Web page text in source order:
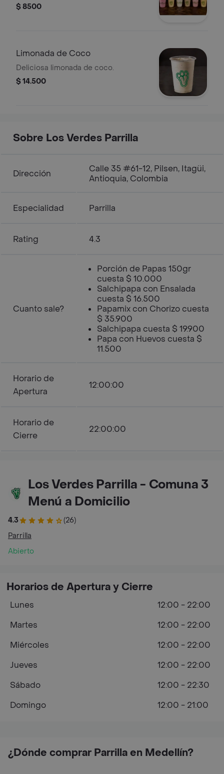
$ 8500
Limonada de Coco
Deliciosa limonada de coco.
$ 14.500
Sobre Los Verdes Parrilla
Dirección
Calle 35 #61-12, Pilsen, Itagüi,
Antioquia, Colombia
Especialidad Parrilla
Rating 4.3
Cuanto sale?
Porción de Papas 150gr
cuesta $ 10.000
Salchipapa con Ensalada
cuesta $ 16.500
Papamix con Chorizo cuesta
$ 35.900
Salchipapa cuesta $ 19.900
Papa con Huevos cuesta $
11.500
Horario de
Apertura
12:00:00
Horario de
Cierre
22:00:00
Los Verdes Parrilla - Comuna 3
Menú a Domicilio
4.3
(26)
Parrilla
Abierto
¿Dónde comprar Parrilla en Medellín?
Horarios de Apertura y Cierre
Lunes
12:00 - 22:00
Martes
12:00 - 22:00
Miércoles
12:00 - 22:00
Jueves
12:00 - 22:00
Sábado
12:00 - 22:30
Domingo
12:00 - 21:00